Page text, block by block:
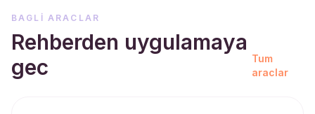
BAGLI ARACLAR
Rehberden uygulamaya
gec
Tum
araclar